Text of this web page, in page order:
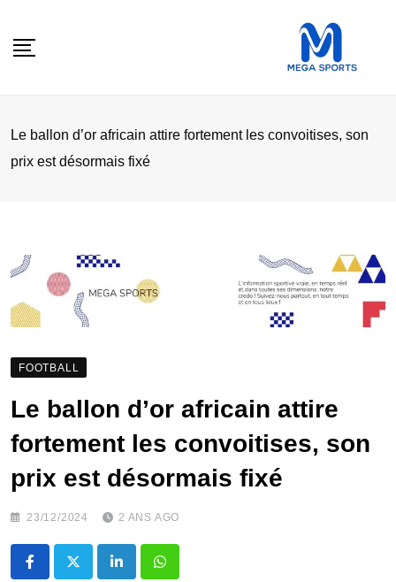
Le ballon d’or africain attire fortement les convoitises, son
prix est désormais fixé
FOOTBALL
Le ballon d’or africain attire
fortement les convoitises, son
prix est désormais fixé
23/12/2024 2 ANS AGO
LinkedInWhatsapp